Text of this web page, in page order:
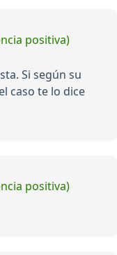
positiva)
Si según su
caso te lo dice
positiva)